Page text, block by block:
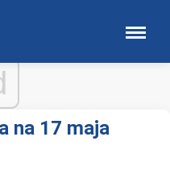
na 17 maja